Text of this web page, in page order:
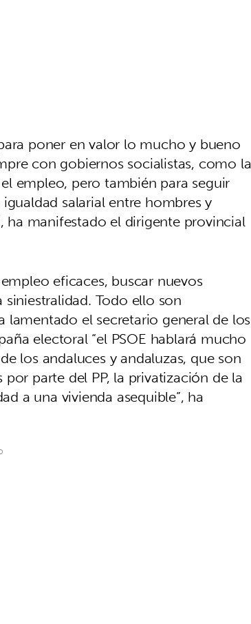
poner en valor lo mucho y bueno
con gobiernos socialistas, como la
empleo, pero también para seguir
salarial entre hombres y
ha manifestado el dirigente provincial
eficaces, buscar nuevos
Todo ello son
lamentado el secretario general de los
electoral “el PSOE hablará mucho
los andaluces y andaluzas, que son
parte del PP, la privatización de la
a una vivienda asequible”, ha